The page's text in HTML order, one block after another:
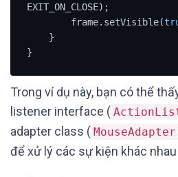
EXIT_ON_CLOSE);
        frame.setVisible(
}
Trong ví dụ này, bạn có thể
listener interface (
adapter class ( MouseAdapter
để xử lý các sự kiện khác